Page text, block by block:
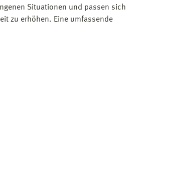
Situationen und passen sich
zu erhöhen. Eine umfassende